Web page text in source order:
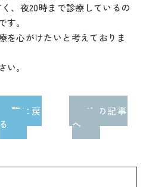
、夜20時まで診療しているの
。
を心がけたいと考えておりま
。
一覧に戻
次の記事
へ